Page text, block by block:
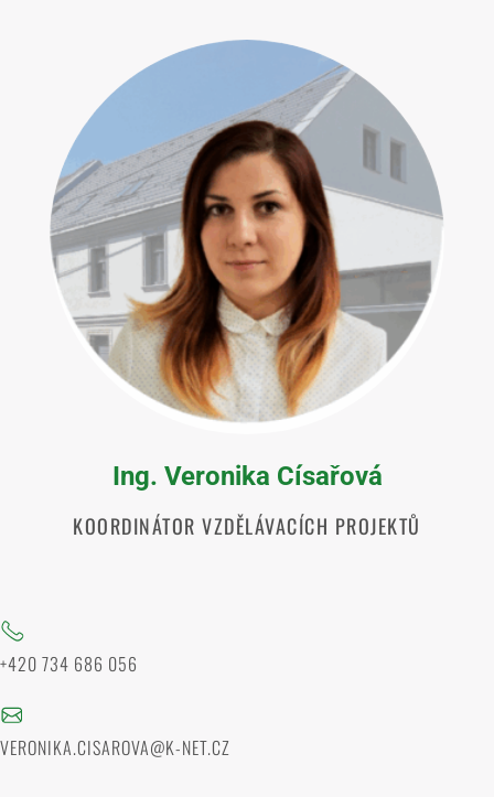
Ing. Veronika Císařová
KOORDINÁTOR VZDĚLÁVACÍCH PROJEKTŮ
+420 734 686 056
VERONIKA.CISAROVA@K-NET.CZ